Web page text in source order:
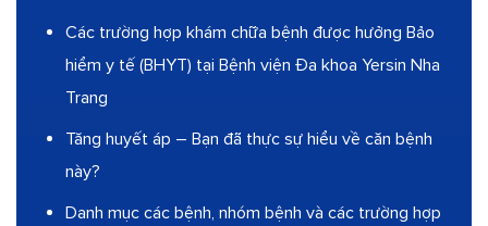
Các trường hợp khám chữa bệnh được hưởng Bảo
hiểm y tế (BHYT) tại Bệnh viện Đa khoa Yersin Nha
Trang
Tăng huyết áp – Bạn đã thực sự hiểu về căn bệnh
này?
Danh mục các bệnh, nhóm bệnh và các trường hợp